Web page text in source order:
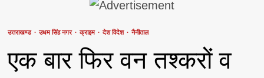
उत्तराखण्ड उधम सिंह नगर क्राइम देश विदेश नैनीताल
एक बार फिर वन तश्करों व